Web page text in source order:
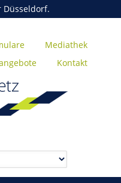
Düsseldorf.
Mediathek
Kontakt